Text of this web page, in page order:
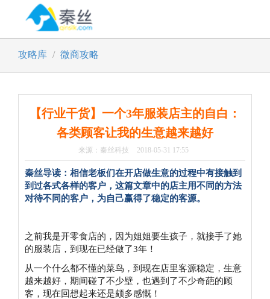
攻略库 微商攻略
【行业干货】一个3年服装店主的自白：
各类顾客让我的生意越来越好
来源：秦丝科技 2018-05-31 17:55
秦丝导读：相信老板们在开店做生意的过程中有接触到
到过各式各样的客户，这篇文章中的店主用不同的方法
对待不同的客户，为自己赢得了稳定的客源。
之前我是开零食店的，因为姐姐要生孩子，就接手了她
的服装店，到现在已经做了3年！
从一个什么都不懂的菜鸟，到现在店里客源稳定，生意
越来越好，期间碰了不少壁，也遇到了不少奇葩的顾
客，现在回想起来还是颇多感慨！